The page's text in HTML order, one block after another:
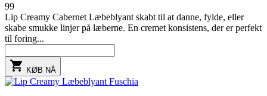
99
Lip Creamy Cabernet Læbeblyant skabt til at danne, fylde, eller
skabe smukke linjer på læberne. En cremet konsistens, der er perfekt
til foring...
 KØB NÅ